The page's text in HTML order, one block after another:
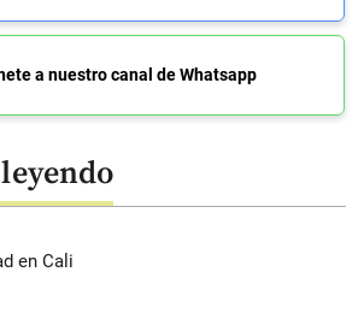
a nuestro canal de Whatsapp
en Cali